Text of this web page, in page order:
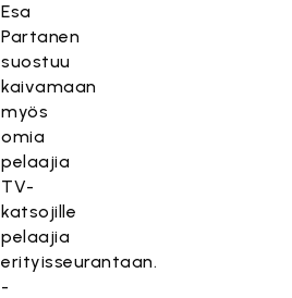
Esa
Partanen
suostuu
kaivamaan
myös
omia
pelaajia
TV-
katsojille
pelaajia
erityisseurantaan.
-